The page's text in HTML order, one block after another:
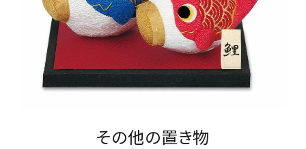
その他の置き物